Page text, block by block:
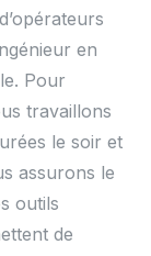
en
Pour
travaillons
le soir et
assurons le
outils
de